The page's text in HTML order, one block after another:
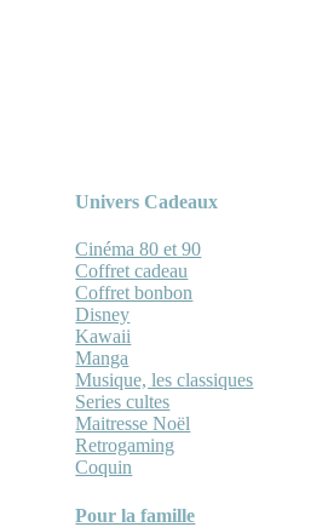
Univers Cadeaux
Cinéma 80 et 90
Coffret cadeau
Coffret bonbon
Disney
Kawaii
Manga
Musique, les classiques
Series cultes
Maitresse Noël
Retrogaming
Coquin
Pour la famille